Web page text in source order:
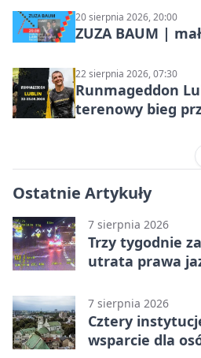
20 sierpnia 2026, 20:00
ZUZA BAUM |
22 sierpnia 2026, 07:30
Runmageddon
terenowy bieg
Ostatnie Artykuły
7 sierpnia 2026
Trzy tygodnie
utrata prawa
7 sierpnia 2026
Cztery
wsparcie dla